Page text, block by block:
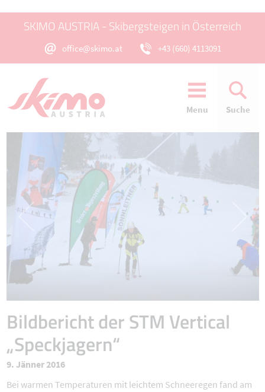
SKIMO AUSTRIA - Skibergsteigen in Österreich
office@skimo.at +43 (660) 4113091
Menu Suche
Bildbericht der STM Vertical
„Speckjagern“
9. Jänner 2016
Bei warmen Temperaturen mit leichtem Schneeregen fand am